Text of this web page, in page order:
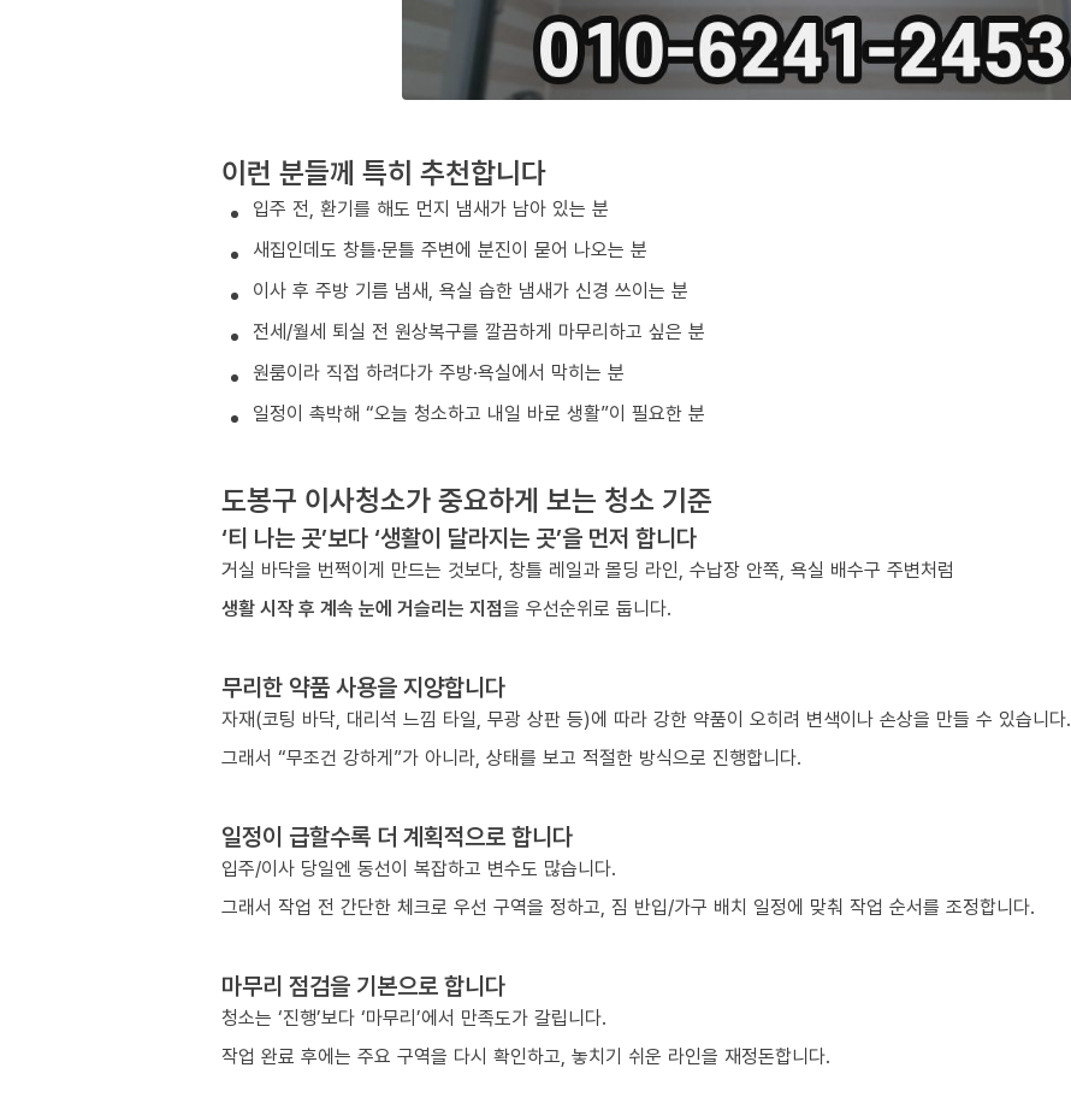
이런 분들께 특히 추천합니다
입주 전, 환기를 해도 먼지 냄새가 남아 있는 분
새집인데도 창틀·문틀 주변에 분진이 묻어 나오는 분
이사 후 주방 기름 냄새, 욕실 습한 냄새가 신경 쓰이는 분
전세/월세 퇴실 전 원상복구를 깔끔하게 마무리하고 싶은 분
원룸이라 직접 하려다가 주방·욕실에서 막히는 분
일정이 촉박해 “오늘 청소하고 내일 바로 생활”이 필요한 분
도봉구 이사청소가 중요하게 보는 청소 기준
‘티 나는 곳’보다 ‘생활이 달라지는 곳’을 먼저 합니다
거실 바닥을 번쩍이게 만드는 것보다, 창틀 레일과 몰딩 라인, 수납장 안쪽, 욕실 배수구 주변처럼
생활 시작 후 계속 눈에 거슬리는 지점을 우선순위로 둡니다.
무리한 약품 사용을 지양합니다
자재(코팅 바닥, 대리석 느낌 타일, 무광 상판 등)에 따라 강한 약품이 오히려 변색이나 손상을 만들 수 있습니다.
그래서 “무조건 강하게”가 아니라, 상태를 보고 적절한 방식으로 진행합니다.
일정이 급할수록 더 계획적으로 합니다
입주/이사 당일엔 동선이 복잡하고 변수도 많습니다.
그래서 작업 전 간단한 체크로 우선 구역을 정하고, 짐 반입/가구 배치 일정에 맞춰 작업 순서를 조정합니다.
마무리 점검을 기본으로 합니다
청소는 ‘진행’보다 ‘마무리’에서 만족도가 갈립니다.
작업 완료 후에는 주요 구역을 다시 확인하고, 놓치기 쉬운 라인을 재정돈합니다.